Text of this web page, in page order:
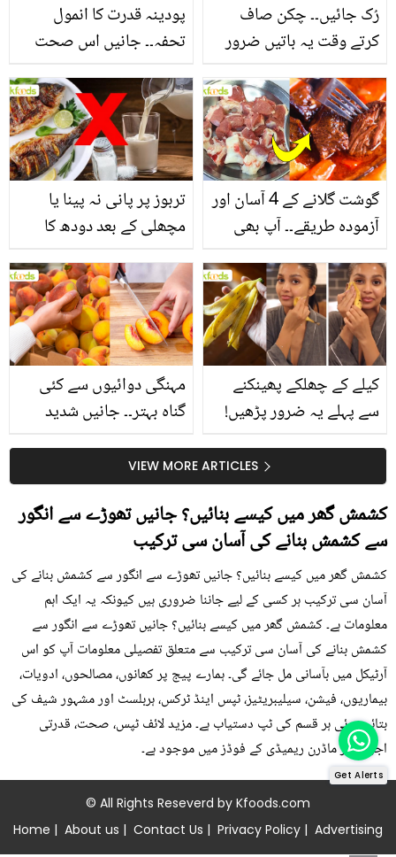
پودینہ قدرت کا انمول
تحفہ۔۔ جانیں اس صحت
انگیز طبی فوائد
رُک جائیں۔۔ چکن صاف
کرتے وقت یہ باتیں ضرور
تربوز پر پانی نہ پینا یا
مچھلی کے بعد دودھ کا
سے متعلق غلط فہمیوں کی
حقیقت کیا ہے اور افواہ
کیا؟
گوشت گلانے کے 4 آسان اور
آزمودہ طریقے۔۔ آپ بھی
بتائے راز
مہنگی دوائیوں سے کئی
گناہ بہتر۔۔ جانیں شدید
کیوں کھانا چاہیے؟
کیلے کے چھلکے پھینکنے
سے پہلے یہ ضرور پڑھیں!
سستا اور قدرتی حلVIEW MORE ARTICLES
کشمش گھر میں کیسے بنائیں؟ جانیں تھوڑے سے انگور
سے کشمش بنانے کی آسان سی ترکیب
کشمش گھر میں کیسے بنائیں؟ جانیں تھوڑے سے انگور سے کشمش بنانے کی
آسان سی ترکیب ہر کسی کے لیے جاننا ضروری ہیں کیونکہ یہ ایک اہم
معلومات ہے۔ کشمش گھر میں کیسے بنائیں؟ جانیں تھوڑے سے انگور سے
کشمش بنانے کی آسان سی ترکیب سے متعلق تفصیلی معلومات آپ کو اس
آرٹیکل میں بآسانی مل جائے گی۔ ہمارے پیج پر کھانوں، مصالحوں، ادویات،
بیماریوں، فیشن، سیلیبریٹیز، ٹپس اینڈ ٹرکس، ہربلسٹ اور مشہور شیف کی
بتائی ہوئی ہر قسم کی ٹپ دستیاب ہے۔ مزید لائف ٹپس، صحت، قدرتی
اجزاء اور ماڈرن ریمیڈی کے فوڈز میں موجود ہے۔
© All Rights Reseverd by Kfoods.com
Home | About us | Contact Us | Privacy Policy | Advertising
Get Alerts